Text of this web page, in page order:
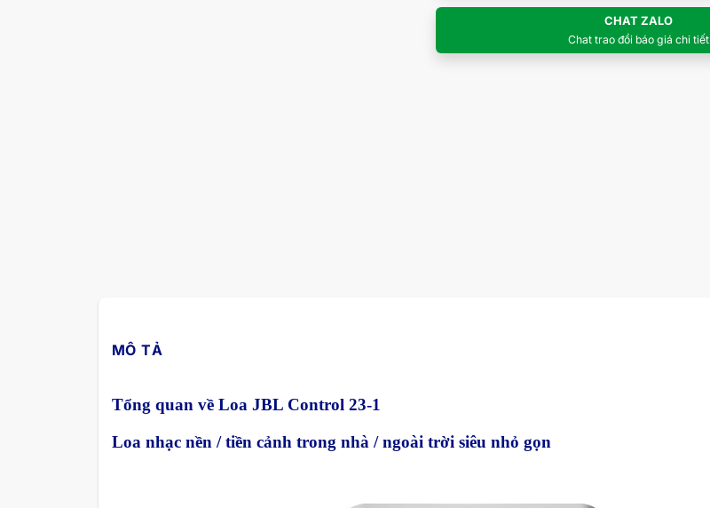
CHAT ZALO
Chat trao đổi báo giá chi tiết
MÔ TẢ
Tổng quan về Loa JBL Control 23-1
Loa nhạc nền / tiền cảnh trong nhà / ngoài trời siêu nhỏ gọn